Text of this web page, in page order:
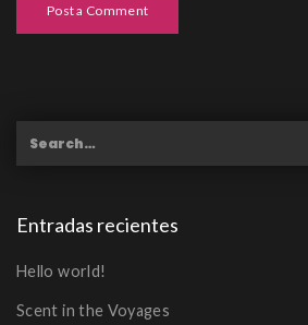
Post a Comment
Entradas recientes
Hello world!
Scent in the Voyages